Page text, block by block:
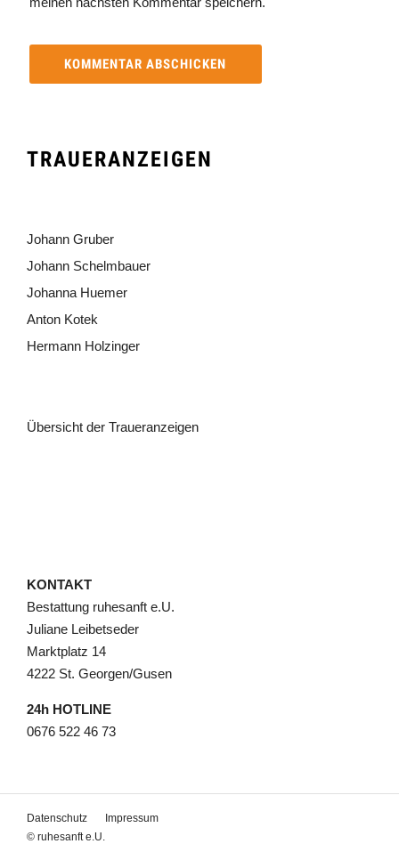
TRAUERANZEIGEN
Johann Gruber
Johann Schelmbauer
Johanna Huemer
Anton Kotek
Hermann Holzinger
Übersicht der Traueranzeigen
KONTAKT
Bestattung ruhesanft e.U.
Juliane Leibetseder
Marktplatz 14
4222 St. Georgen/Gusen
24h HOTLINE
0676 522 46 73
Datenschutz
Impressum
© ruhesanft e.U.